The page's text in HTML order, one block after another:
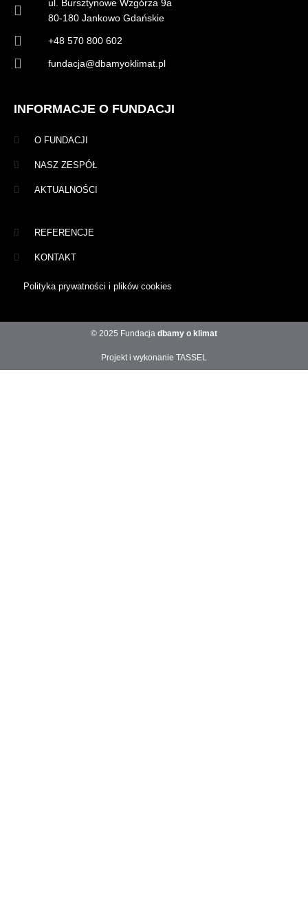
ul. Bursztynowe Wzgórza 9a
80-180 Jankowo Gdańskie
+48 570 800 602
fundacja@dbamyoklimat.pl
INFORMACJE O FUNDACJI
O FUNDACJI
NASZ ZESPÓŁ
AKTUALNOŚCI
REFERENCJE
KONTAKT
Polityka prywatności i plików cookies
© 2025 Fundacja dbamy o klimat
Projekt i wykonanie TASSEL